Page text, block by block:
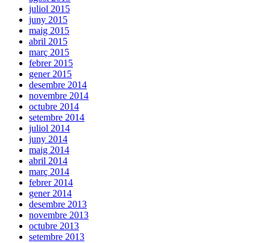
juliol 2015
juny 2015
maig 2015
abril 2015
març 2015
febrer 2015
gener 2015
desembre 2014
novembre 2014
octubre 2014
setembre 2014
juliol 2014
juny 2014
maig 2014
abril 2014
març 2014
febrer 2014
gener 2014
desembre 2013
novembre 2013
octubre 2013
setembre 2013